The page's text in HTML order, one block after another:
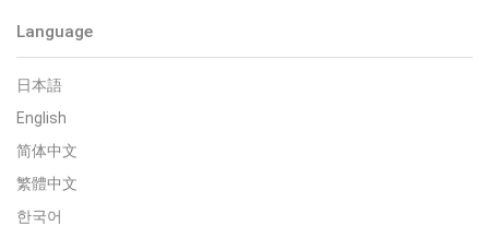
Language
日本語
English
简体中文
繁體中文
한국어